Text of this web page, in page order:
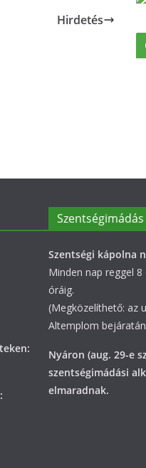
Hirdetés
Szentségimádás
Szentségi kápolna
Minden nap reggel
óráig.
(Megközelíthető: az
Altemplom
Nyáron (aug. 29-e
szentségimádási
elmaradnak.